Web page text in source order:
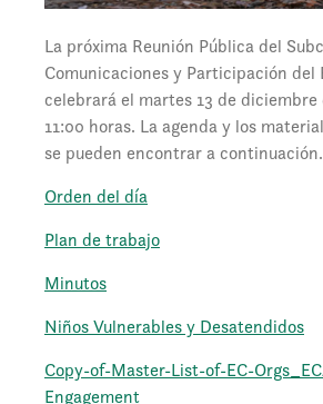
La próxima Reunión Pública del
Comunicaciones y Participación del
celebrará el martes 13 de diciembre
11:00 horas. La agenda y los
se pueden encontrar a continuación.
Orden del día
Plan de trabajo
Minutos
Niños Vulnerables y Desatendidos
Copy-of-Master-List-of-EC-
Engagement